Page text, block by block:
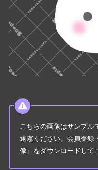
こちらの画像はサンプル
遠慮ください。会員登録
像』をダウンロードして